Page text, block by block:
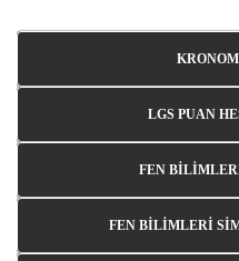
LGS PUAN
FEN
FEN BİLİMLERİ